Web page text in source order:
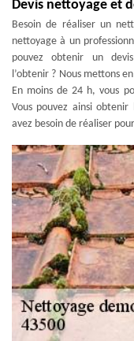
Devis nettoyage et
Besoin de réaliser un
nettoyage à un
pouvez obtenir un
l’obtenir ? Nous mettons
En moins de 24 h, vous
Vous pouvez ainsi
avez besoin de réaliser